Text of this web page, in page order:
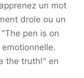
un mot
drole ou un
pen is on
the truth!" en